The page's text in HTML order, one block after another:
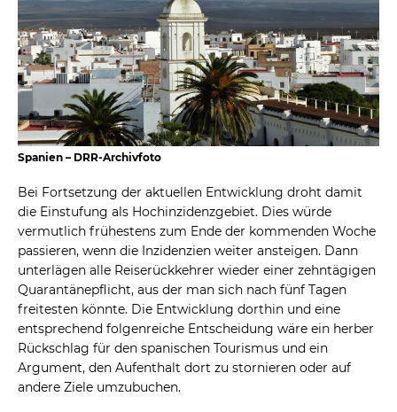
Spanien – DRR-Archivfoto
Bei Fortsetzung der aktuellen Entwicklung droht damit
die Einstufung als Hochinzidenzgebiet. Dies würde
vermutlich frühestens zum Ende der kommenden Woche
passieren, wenn die Inzidenzien weiter ansteigen. Dann
unterlägen alle Reiserückkehrer wieder einer zehntägigen
Quarantänepflicht, aus der man sich nach fünf Tagen
freitesten könnte. Die Entwicklung dorthin und eine
entsprechend folgenreiche Entscheidung wäre ein herber
Rückschlag für den spanischen Tourismus und ein
Argument, den Aufenthalt dort zu stornieren oder auf
andere Ziele umzubuchen.